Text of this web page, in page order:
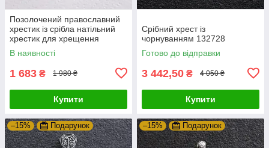
Позолочений православний
хрестик із срібла натільний
хрестик для хрещення
В наявності
1 683 ₴ 1 980 ₴
Купити
Срібний хрест із
чорнуванням 132728
Готово до відправки
3 442,50 ₴ 4 050 ₴
Купити
–15% Подарунок –15% Подарунок